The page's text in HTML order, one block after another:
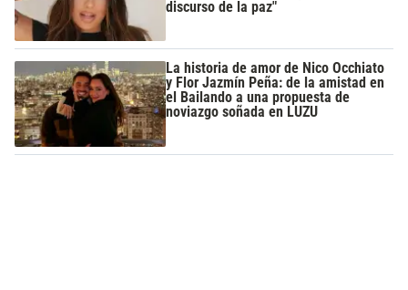
discurso de la paz"
La historia de amor de Nico Occhiato
y Flor Jazmín Peña: de la amistad en
el Bailando a una propuesta de
noviazgo soñada en LUZU